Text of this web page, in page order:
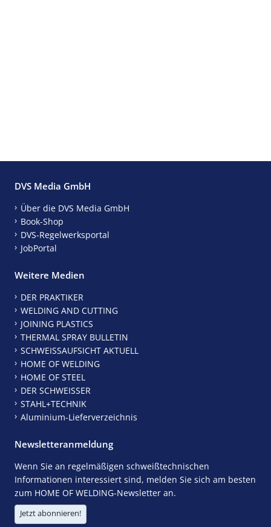
DVS Media GmbH
Über die DVS Media GmbH
Book-Shop
DVS-Regelwerksportal
JobPortal
Weitere Medien
DER PRAKTIKER
WELDING AND CUTTING
JOINING PLASTICS
THERMAL SPRAY BULLETIN
SCHWEISSAUFSICHT AKTUELL
HOME OF WELDING
HOME OF STEEL
DER SCHWEISSER
STAHL+TECHNIK
Aluminium-Lieferverzeichnis
Newsletteranmeldung
Wenn Sie an regelmäßigen schweißtechnischen
Informationen interessiert sind, melden Sie sich am besten
zum HOME OF WELDING-Newsletter an.
Jetzt abonnieren!